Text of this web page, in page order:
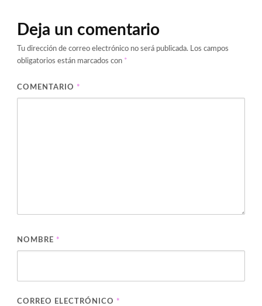
Deja un comentario
Tu dirección de correo electrónico no será publicada. Los campos
obligatorios están marcados con *
COMENTARIO *
NOMBRE *
CORREO ELECTRÓNICO *